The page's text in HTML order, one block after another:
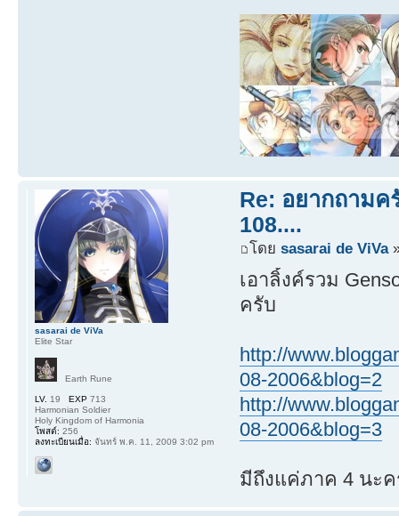
Re: อยากถามค
108....
โดยsasarai de ViVa
เอาลิ้งค์รวม
ครับ
http://
08-2006&blog=2
http://
08-2006&blog=3
มีถึงแค่ภาค 4 นะค
sasarai de ViVa
Elite Star
Earth Rune
LV. 19 EXP 713
Harmonian Soldier
Holy Kingdom of Harmonia
โพสต์: 256
ลงทะเบียนเมื่อ: จันทร์ พ.ค. 11, 2009 3:02 pm